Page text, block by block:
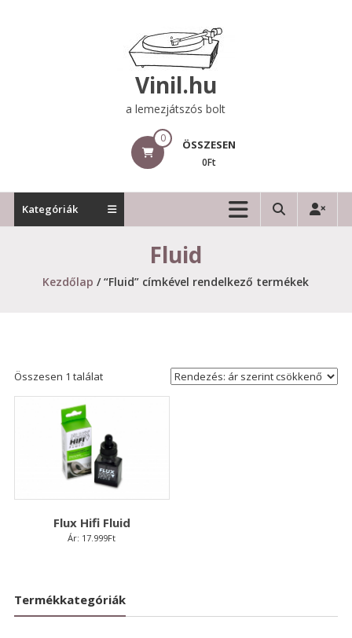
Vinil.hu
a lemezjátszós bolt
0 ÖSSZESEN
0Ft
Kategóriák
Fluid
Kezdőlap / “Fluid” címkével rendelkező termékek
Összesen 1 találat
Flux Hifi Fluid
Ár: 17.999Ft
Termékkategóriák